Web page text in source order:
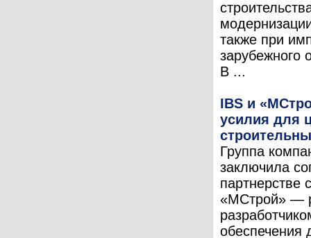
также при
зарубежного
В ...
IBS и
усилия для
Группа
заключила
партнерстве
«МСтрой» —
обеспечения